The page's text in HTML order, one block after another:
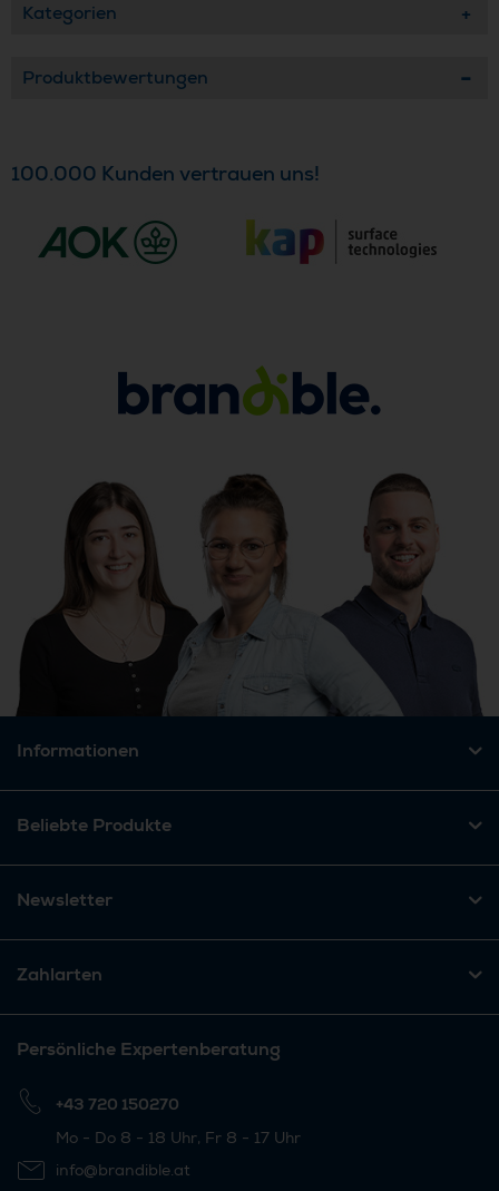
Kategorien
Produktbewertungen
100.000 Kunden vertrauen uns!
Informationen
Beliebte Produkte
Newsletter
Zahlarten
Persönliche Expertenberatung
+43 720 150270
Mo - Do 8 - 18 Uhr, Fr 8 - 17 Uhr
info@brandible.at